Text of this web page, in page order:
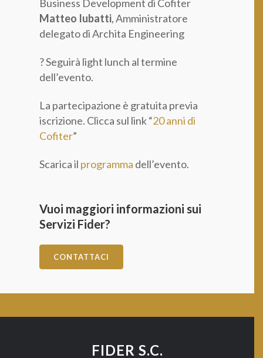
Business Development di Cofiter
Matteo Iubatti, Amministratore
delegato di Archita Engineering
? Seguirà light lunch al termine
dell’evento.
La partecipazione è gratuita previa
iscrizione. Clicca sul link “20 anni di
Cofiter”
Scarica il programma dell’evento.
Vuoi maggiori informazioni sui
Servizi Fider?
CONTATTACI
FIDER S.C.